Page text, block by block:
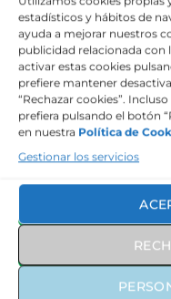
estadísticos y hábitos de
ayuda a mejorar nuestros
publicidad relacionada con
activar estas cookies
prefiere mantener
“Rechazar cookies”.
prefiera pulsando el botón
en nuestra Política de
Gestionar los servicios
Llamada de
Tecnología
Interior
Exterior
CUOTA